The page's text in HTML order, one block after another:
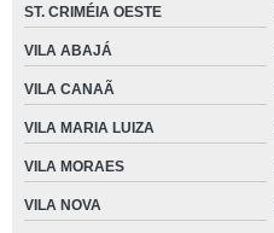
ST. CRIMÉIA OESTE
VILA ABAJÁ
VILA CANAÃ
VILA MARIA LUIZA
VILA MORAES
VILA NOVA